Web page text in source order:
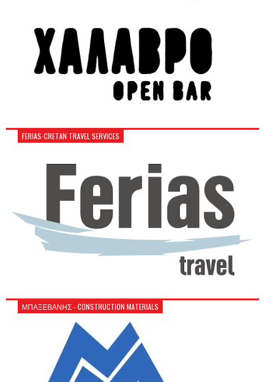
FERIAS-CRETAN TRAVEL SERVICES
ΜΠΑΞΕΒΑΝΗΣ - CONSTRUCTION MATERIALS